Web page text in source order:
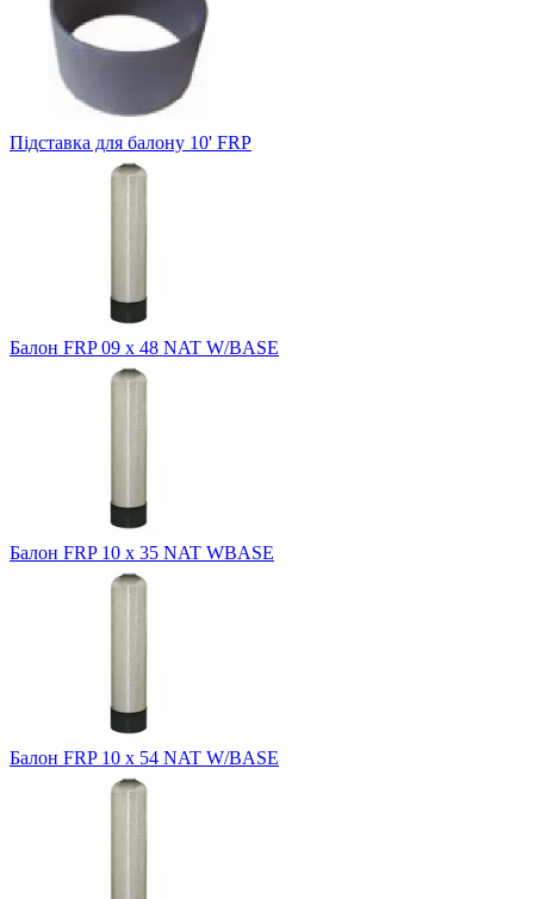
Підставка для балону 10' FRP
Балон FRP 09 x 48 NAT W/BASE
Балон FRP 10 x 35 NAT WBASE
Балон FRP 10 x 54 NAT W/BASE